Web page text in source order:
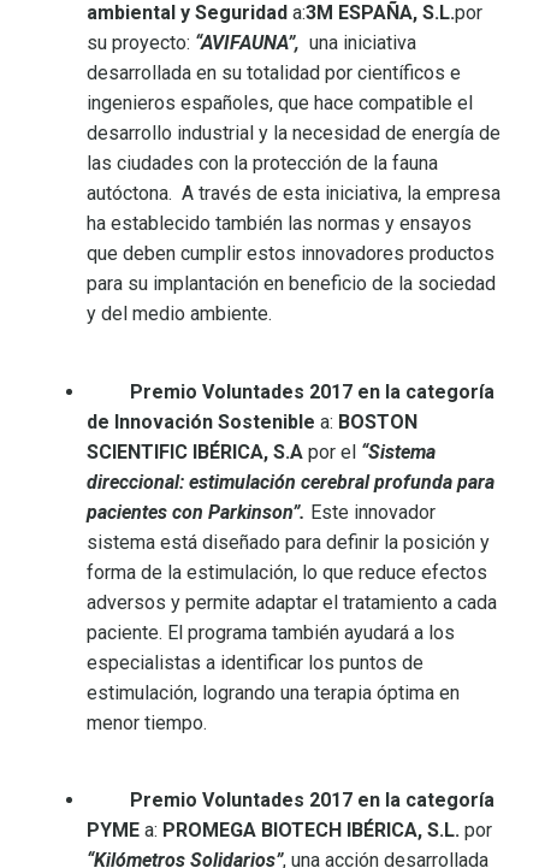
ambiental y Seguridad a:3M ESPAÑA, S.L.por
su proyecto: “AVIFAUNA”, una iniciativa
desarrollada en su totalidad por científicos e
ingenieros españoles, que hace compatible el
desarrollo industrial y la necesidad de energía de
las ciudades con la protección de la fauna
autóctona. A través de esta iniciativa, la empresa
ha establecido también las normas y ensayos
que deben cumplir estos innovadores productos
para su implantación en beneficio de la sociedad
y del medio ambiente.
Premio Voluntades 2017 en la categoría
de Innovación Sostenible a: BOSTON
SCIENTIFIC IBÉRICA, S.A por el “Sistema
direccional: estimulación cerebral profunda para
pacientes con Parkinson”. Este innovador
sistema está diseñado para definir la posición y
forma de la estimulación, lo que reduce efectos
adversos y permite adaptar el tratamiento a cada
paciente. El programa también ayudará a los
especialistas a identificar los puntos de
estimulación, logrando una terapia óptima en
menor tiempo.
Premio Voluntades 2017 en la categoría
PYME a: PROMEGA BIOTECH IBÉRICA, S.L. por
“Kilómetros Solidarios”, una acción desarrollada